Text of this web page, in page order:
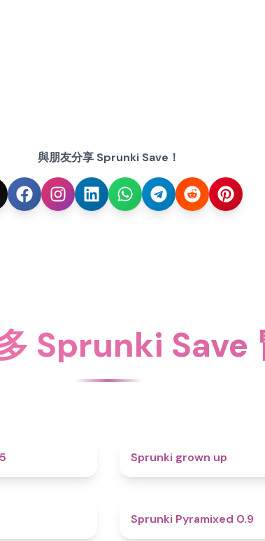
與朋友分享 Sprunki Save！
Sprunki Save
Sprunki grown up
Sprunki Pyramixed 0.9